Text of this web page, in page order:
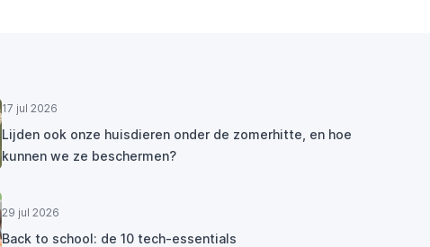
17 jul 2026
Lijden ook onze huisdieren onder de zomerhitte, en hoe
kunnen we ze beschermen?
29 jul 2026
Back to school: de 10 tech-essentials